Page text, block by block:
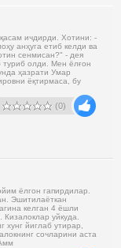
ичдирди. Хотини: -
анҳуга етиб келди ва
сенмисан?" - дея
туриб олди. Мен ёлғон
ҳазрати Умар
ёқтирмаса, бу
(0)
ёлгон гапирдилар.
Эшитилаёткан
келган 4 ёшли
уйкуда.
хунг йиглаб утирар,
сочларини аста